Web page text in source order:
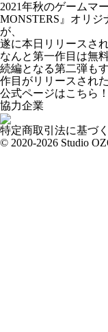
2021年秋のゲームマ
MONSTERS』オリ
が、
遂に本日リリースさ
なんと第一作目は無
続編となる第二弾も
作目がリリースされ
公式ページはこちら！
協力企業
特定商取引法に基づ
© 2020-2026 Studio